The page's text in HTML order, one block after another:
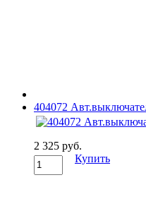
404072
2 325 руб.
Купить